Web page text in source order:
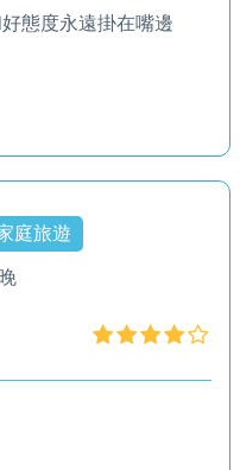
態度永遠掛在嘴邊
庭旅遊